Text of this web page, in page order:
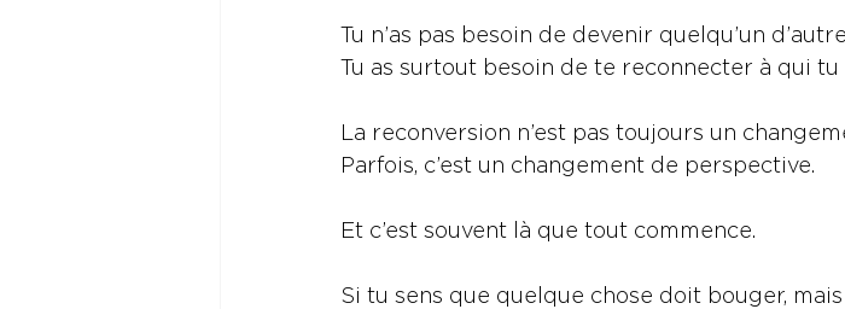
Tu n’as pas besoin de devenir quelqu’un
Tu as surtout besoin de te reconnecter à qui tu
La reconversion n’est pas toujours un
Parfois, c’est un changement de perspective.
Et c’est souvent là que tout commence.
Si tu sens que quelque chose doit bouger,